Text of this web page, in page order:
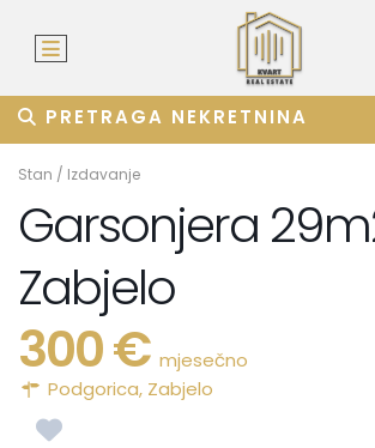
PRETRAGA NEKRETNINA
Stan / Izdavanje
Garsonjera
Zabjelo
300 € mjesečno
Podgorica, Zabjelo